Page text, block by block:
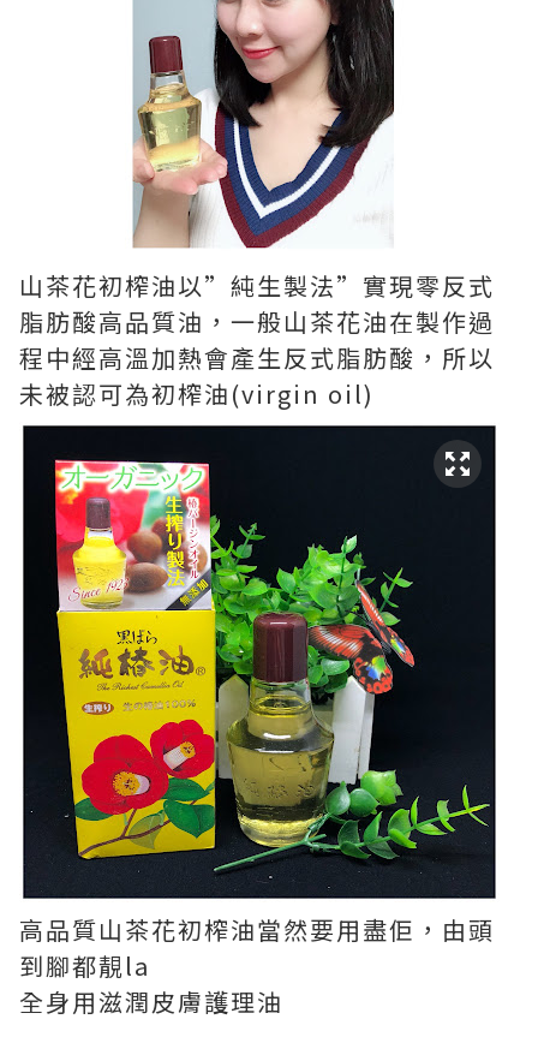
山茶花初榨油以”純生製法”實現零反式
脂肪酸高品質油，一般山茶花油在製作過
程中經高溫加熱會產生反式脂肪酸，所以
未被認可為初榨油(virgin oil)
高品質山茶花初榨油當然要用盡佢，由頭
到腳都靚la
全身用滋潤皮膚護理油